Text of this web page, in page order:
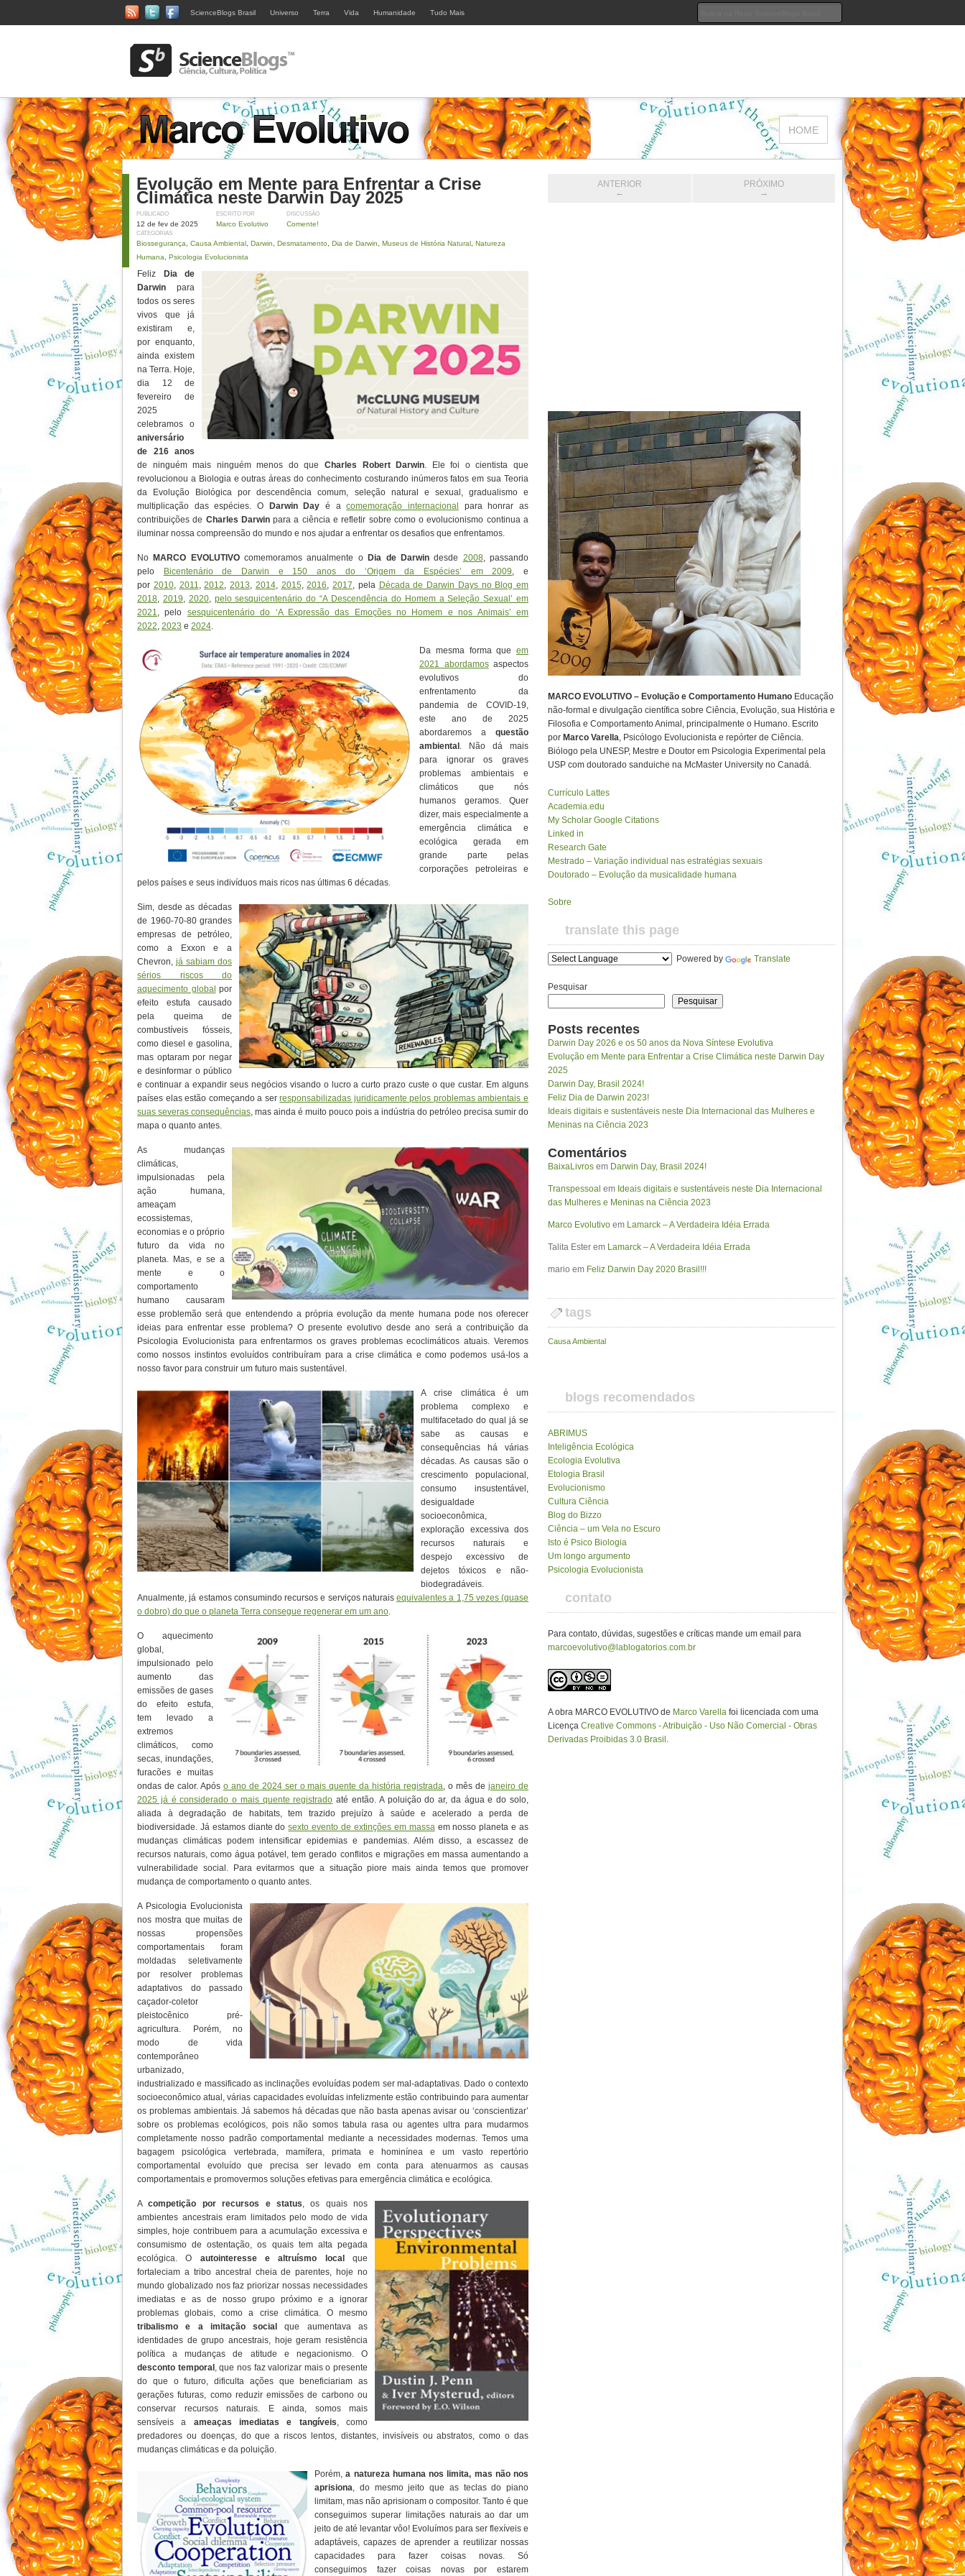
ScienceBlogs Brasil Universo Terra Vida Humanidade Tudo Mais
HOME
Evolução em Mente para Enfrentar a Crise
Climática neste Darwin Day 2025
PUBLICADO
12 de fev de 2025
ESCRITO POR
Marco Evolutivo
DISCUSSÃO
Comente!
CATEGORIAS
Biossegurança Causa Ambiental Darwin Desmatamento Dia de Darwin Museus de História Natural Natureza
Humana
Psicologia Evolucionista
Feliz
Dia de
Darwin para
todos os seres
vivos que já
existiram e,
por enquanto,
ainda existem
na Terra. Hoje,
dia 12 de
fevereiro de
2025
celebramos o
aniversário
de 216 anos
de ninguém mais ninguém menos do que Charles Robert Darwin. Ele foi o cientista que
revolucionou a Biologia e outras áreas do conhecimento costurando inúmeros fatos em sua Teoria
da Evolução Biológica por descendência comum, seleção natural e sexual, gradualismo e
multiplicação das espécies. O
Darwin Day é acomemoração internacional
para honrar as
contribuições de Charles Darwinpara a ciência e refletir sobre como o evolucionismo continua a
iluminar nossa compreensão do mundo e nos ajudar a enfrentar os desafios que enfrentamos.
No MARCO EVOLUTIVOcomemoramos anualmente o Dia de Darwindesde 2008, passando
pelo
Bicentenário de Darwin e 150 anos do ‘Origem da Espécies’ em 2009, e
por 2010, 2011,2012, 2013, 2014, 2015,2016, 2017, pela Década de Darwin Days no Blog em
2018, 2019, 2020, pelo sesquicentenário do “A Descendência do Homem a Seleção Sexual’ em
2021, pelo sesquicentenário do ‘A Expressão das Emoções no Homem e nos Animais’ em
2022, 2023 e 2024.
Da mesma forma que em
2021 abordamosaspectos
evolutivos do
enfrentamento da
pandemia de COVID-19,
este ano de 2025
abordaremos a questão
ambiental . Não dá mais
para ignorar os graves
problemas ambientais e
climáticos que nós
humanos geramos. Quer
dizer, mais especialmente a
emergência climática e
ecológica gerada em
grande parte pelas
corporações petroleiras e
pelos países e seus indivíduos mais ricos nas últimas 6 décadas.
Sim, desde as décadas
de 1960-70-80 grandes
empresas de petróleo,
como a Exxon e a
Chevron, já sabiam dos
sérios riscos do
aquecimento global por
efeito estufa causado
pela queima de
combustíveis fósseis,
como diesel e gasolina,
mas optaram por negar
e desinformar o público
e continuar a expandir seus negócios visando o lucro a curto prazo custe o que custar. Em alguns
países elas estão começando a serresponsabilizadas juridicamente pelos problemas ambientais e
suas severas consequências, mas ainda é muito pouco pois a indústria do petróleo precisa sumir do
mapa o quanto antes.
As mudanças
climáticas,
impulsionadas pela
ação humana,
ameaçam
ecossistemas,
economias e o próprio
futuro da vida no
planeta. Mas, e se a
mente e o
comportamento
humano causaram
esse problemão será que entendendo a própria evolução da mente humana pode nos oferecer
ideias para enfrentar esse problema? O presente evolutivo desde ano será a contribuição da
Psicologia Evolucionista para enfrentarmos os graves problemas ecoclimáticos atuais. Veremos
como nossos instintos evoluídos contribuíram para a crise climática e como podemos usá-los a
nosso favor para construir um futuro mais sustentável.
A crise climática é um
problema complexo e
multifacetado do qual já se
sabe as causas e
consequências há várias
décadas. As causas são o
crescimento populacional,
consumo insustentável,
desigualdade
socioeconômica,
exploração excessiva dos
recursos naturais e
despejo excessivo de
dejetos tóxicos e não-
biodegradáveis.
Anualmente, já estamos consumindo recursos e serviços naturais equivalentes a 1,75 vezes (quase
o dobro) do que o planeta Terra consegue regenerar em um ano.
O aquecimento
global,
impulsionado pelo
aumento das
emissões de gases
do efeito estufa,
tem levado a
extremos
climáticos, como
secas, inundações,
furacões e muitas
ondas de calor. Após o ano de 2024 ser o mais quente da história registrada, o mês dejaneiro de
2025 já é considerado o mais quente registrado até então. A poluição do ar, da água e do solo,
aliada à degradação de habitats, tem trazido prejuízo à saúde e acelerado a perda de
biodiversidade. Já estamos diante dosexto evento de extinções em massaem nosso planeta e as
mudanças climáticas podem intensificar epidemias e pandemias. Além disso, a escassez de
recursos naturais, como água potável, tem gerado conflitos e migrações em massa aumentando a
vulnerabilidade social. Para evitarmos que a situação piore mais ainda temos que promover
mudança de comportamento o quanto antes.
A Psicologia Evolucionista
nos mostra que muitas de
nossas propensões
comportamentais foram
moldadas seletivamente
por resolver problemas
adaptativos do passado
caçador-coletor
pleistocênico pré-
agricultura. Porém, no
modo de vida
contemporâneo
urbanizado,
industrializado e massificado as inclinações evoluídas podem ser mal-adaptativas. Dado o contexto
socioeconômico atual, várias capacidades evoluídas infelizmente estão contribuindo para aumentar
os problemas ambientais. Já sabemos há décadas que não basta apenas avisar ou ‘conscientizar’
sobre os problemas ecológicos, pois não somos tabula rasa ou agentes ultra para mudarmos
completamente nosso padrão comportamental mediante a necessidades modernas. Temos uma
bagagem psicológica vertebrada, mamífera, primata e hominínea e um vasto repertório
comportamental evoluído que precisa ser levado em conta para atenuarmos as causas
comportamentais e promovermos soluções efetivas para emergência climática e ecológica.
Acompetição por recursos e status, os quais nos
ambientes ancestrais eram limitados pelo modo de vida
simples, hoje contribuem para a acumulação excessiva e
consumismo de ostentação, os quais tem alta pegada
ecológica. O autointeresse e altruísmo local
que
fortaleciam a tribo ancestral cheia de parentes, hoje no
mundo globalizado nos faz priorizar nossas necessidades
imediatas e as de nosso grupo próximo e a ignorar
problemas globais, como a crise climática. O mesmo
tribalismo e a imitação social
que aumentava as
identidades de grupo ancestrais, hoje geram resistência
política a mudanças de atitude e negacionismo. O
desconto temporal , que nos faz valorizar mais o presente
do que o futuro, dificulta ações que beneficiariam as
gerações futuras, como reduzir emissões de carbono ou
conservar recursos naturais. E ainda, somos mais
sensíveis a ameaças imediatas e tangíveis, como
predadores ou doenças, do que a riscos lentos, distantes, invisíveis ou abstratos, como o das
mudanças climáticas e da poluição.
Porém,a natureza humana nos limita, mas não nos
aprisiona, do mesmo jeito que as teclas do piano
limitam, mas não aprisionam o compositor. Tanto é que
conseguimos superar limitações naturais ao dar um
jeito de até levantar vôo! Evoluímos para ser flexíveis e
adaptáveis, capazes de aprender a reutilizar nossas
capacidades para fazer coisas novas. Só
conseguimos fazer coisas novas por estarem
ANTERIOR
←
PRÓXIMO
→
MARCO EVOLUTIVO – Evolução e Comportamento Humano Educação
não-formal e divulgação científica sobre Ciência, Evolução, sua História e
Filosofia e Comportamento Animal, principalmente o Humano. Escrito
por Marco Varella, Psicólogo Evolucionista e repórter de Ciência.
Biólogo pela UNESP, Mestre e Doutor em Psicologia Experimental pela
USP com doutorado sanduiche na McMaster University no Canadá.
Currículo Lattes
Academia.edu
My Scholar Google Citations
Linked in
Research Gate
Mestrado – Variação individual nas estratégias sexuais
Doutorado – Evolução da musicalidade humana
Sobre
translate this page
Powered by Translate
Pesquisar
Pesquisar
Posts recentes
Darwin Day 2026 e os 50 anos da Nova Síntese Evolutiva
Evolução em Mente para Enfrentar a Crise Climática neste Darwin Day
2025
Darwin Day, Brasil 2024!
Feliz Dia de Darwin 2023!
Ideais digitais e sustentáveis neste Dia Internacional das Mulheres e
Meninas na Ciência 2023
Comentários
BaixaLivros em Darwin Day, Brasil 2024!
Transpessoal em Ideais digitais e sustentáveis neste Dia Internacional
das Mulheres e Meninas na Ciência 2023
Marco Evolutivo em Lamarck – A Verdadeira Idéia Errada
Talita Ester em Lamarck – A Verdadeira Idéia Errada
mario em Feliz Darwin Day 2020 Brasil!!!
tags
Causa Ambiental
blogs recomendados
ABRIMUS
Inteligência Ecológica
Ecologia Evolutiva
Etologia Brasil
Evolucionismo
Cultura Ciência
Blog do Bizzo
Ciência – um Vela no Escuro
Isto é Psico Biologia
Um longo argumento
Psicologia Evolucionista
contato
Para contato, dúvidas, sugestões e críticas mande um email para
marcoevolutivo@lablogatorios.com.br
A obra MARCO EVOLUTIVO de Marco Varella foi licenciada com uma
Licença Creative Commons - Atribuição - Uso Não Comercial - Obras
Derivadas Proibidas 3.0 Brasil .